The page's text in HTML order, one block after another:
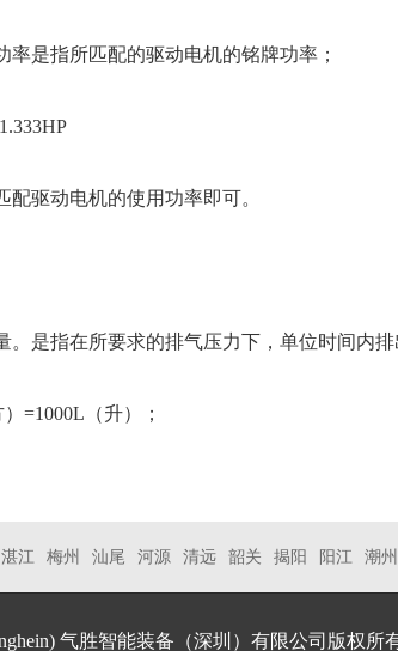
是指所匹配的驱动电机的铭牌功率；
驱动电机的使用功率即可。
是指在所要求的排气压力下，单位时间内排
=1000L（升）；
湛江 梅州 汕尾 河源 清远 韶关 揭阳 阳江 潮州
气胜智能装备（深圳）有限公司版权所